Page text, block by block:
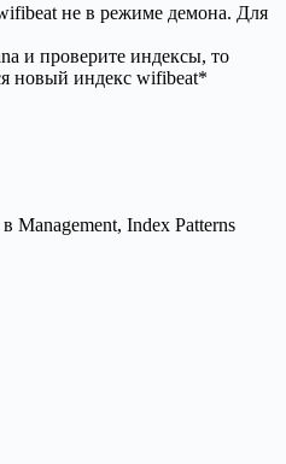
не в режиме демона. Для
и проверите индексы, то
новый индекс wifibeat*
Management, Index Patterns